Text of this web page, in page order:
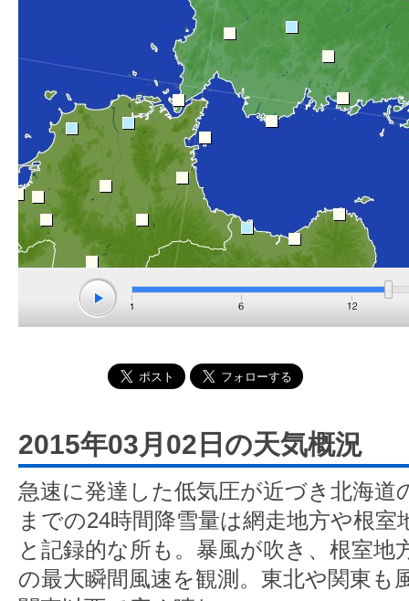
2015年03月02日の天気概況
急速に発達した低気圧が近づき北海道
までの24時間降雪量は網走地方や根
と記録的な所も。暴風が吹き、根室地
の最大瞬間風速を観測。東北や関東も